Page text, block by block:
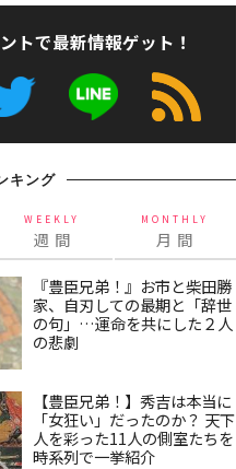
トで最新情報ゲット！
キング
WEEKLY
週 間
MONTHLY
月 間
『豊臣兄弟！』お市と柴田勝
家、自刃しての最期と「辞世
の句」…運命を共にした２人
の悲劇
【豊臣兄弟！】秀吉は本当に
「女狂い」だったのか？ 天下
人を彩った11人の側室たちを
時系列で一挙紹介